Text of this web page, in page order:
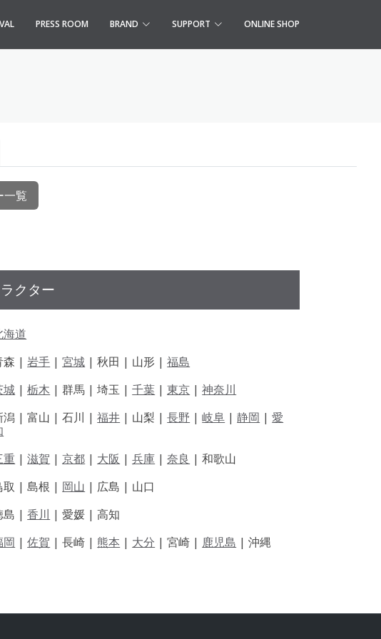
PRESS ROOM BRAND SUPPORT ONLINE SHOP
一覧
クター
海道
森 |岩手 |宮城 | 秋田 | 山形 |福島
城 |栃木 | 群馬 | 埼玉 |千葉 |東京 |神奈川
潟 |富山 |石川 |福井 | 山梨 |長野 |岐阜 |静岡 |愛
重 |滋賀 |京都 | 大阪 |兵庫 |奈良 |和歌山
取 |島根 | 岡山 | 広島 | 山口
島 |香川 |愛媛 |高知
岡 |佐賀 |長崎 | 熊本 | 大分 |宮崎 | 鹿児島 |沖縄